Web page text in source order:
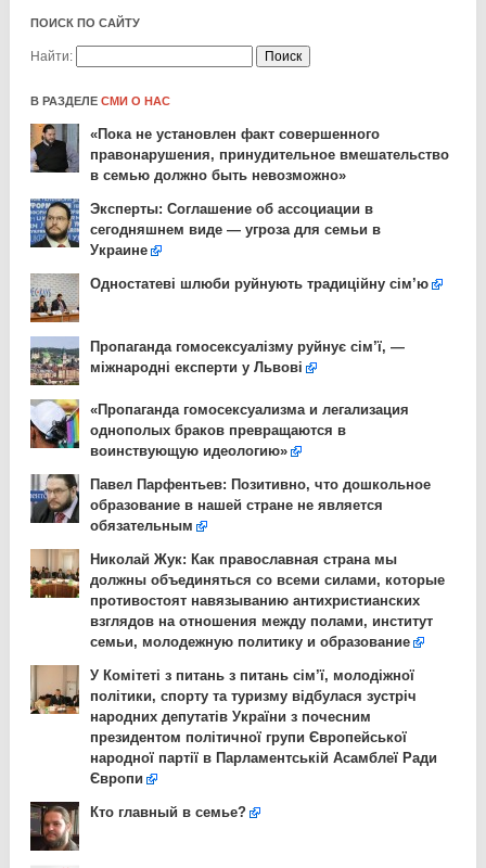
ПОИСК ПО САЙТУ
Найти:
В РАЗДЕЛЕ СМИ О НАС
«Пока не установлен факт совершенного
правонарушения, принудительное вмешательство
в семью должно быть невозможно»
Эксперты: Соглашение об ассоциации в
сегодняшнем виде — угроза для семьи в
Украине
Одностатеві шлюби руйнують традиційну сім’ю
Пропаганда гомосексуалізму руйнує сім’ї, —
міжнародні експерти у Львові
«Пропаганда гомосексуализма и легализация
однополых браков превращаются в
воинствующую идеологию»
Павел Парфентьев: Позитивно, что дошкольное
образование в нашей стране не является
обязательным
Николай Жук: Как православная страна мы
должны объединяться со всеми силами, которые
противостоят навязыванию антихристианских
взглядов на отношения между полами, институт
семьи, молодежную политику и образование
У Комітеті з питань з питань сім’ї, молодіжної
політики, спорту та туризму відбулася зустріч
народних депутатів України з почесним
президентом політичної групи Європейської
народної партії в Парламентській Асамблеї Ради
Європи
Кто главный в семье?